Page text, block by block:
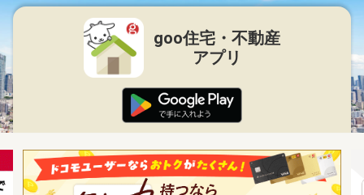
goo住宅・不動産
アプリ